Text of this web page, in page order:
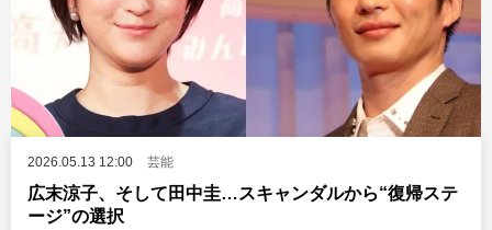
2026.05.13 12:00 芸能
広末涼子、そして田中圭…スキャンダルから“復帰ステ
ージ”の選択